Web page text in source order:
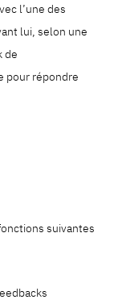
l’une des
lui, selon une
de
pour répondre
suivantes